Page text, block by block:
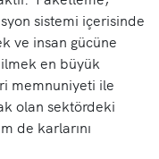
sistemi içerisinde
ve insan gücüne
en büyük
memnuniyeti ile
olan sektördeki
de karlarını